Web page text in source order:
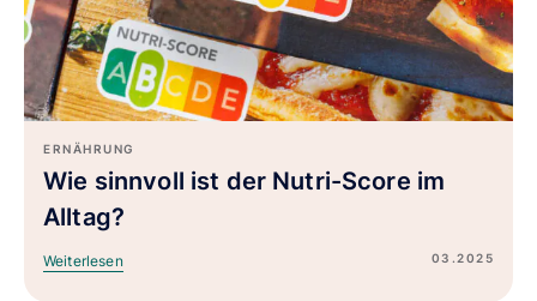
ERNÄHRUNG
Wie sinnvoll ist der Nutri-Score im
Alltag?
Weiterlesen 03.2025